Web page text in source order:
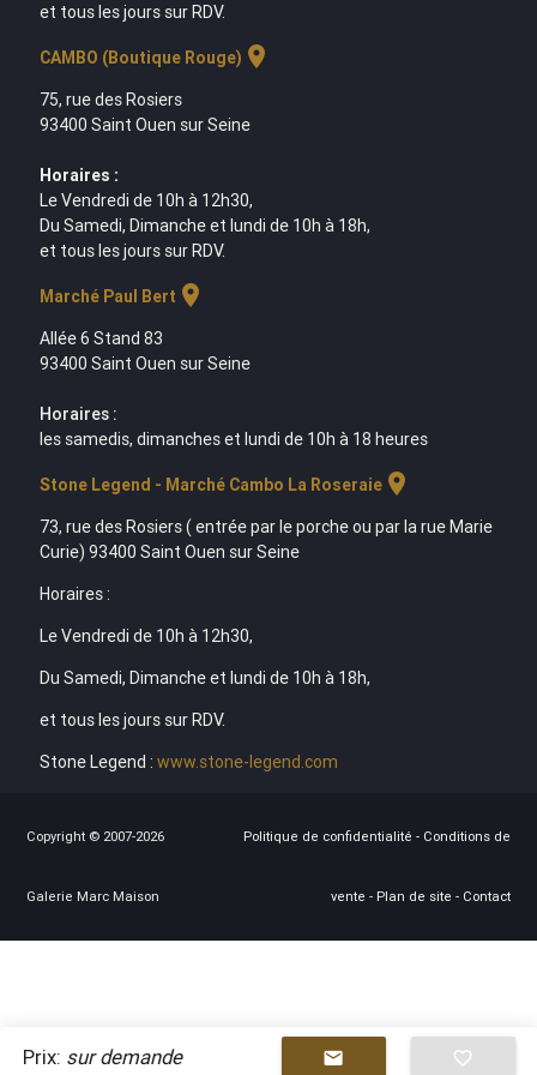
Prix: sur demande mail favorite_border
et tous les jours sur RDV.
CAMBO (Boutique Rouge) location_on
75, rue des Rosiers
93400 Saint Ouen sur Seine
Horaires :
Le Vendredi de 10h à 12h30,
Du Samedi, Dimanche et lundi de 10h à 18h,
et tous les jours sur RDV.
Marché Paul Bert location_on
Allée 6 Stand 83
93400 Saint Ouen sur Seine
Horaires :
les samedis, dimanches et lundi de 10h à 18 heures
Stone Legend - Marché Cambo La Roseraielocation_on
73, rue des Rosiers ( entrée par le porche ou par la rue Marie
Curie) 93400 Saint Ouen sur Seine
Horaires :
Le Vendredi de 10h à 12h30,
Du Samedi, Dimanche et lundi de 10h à 18h,
et tous les jours sur RDV.
Stone Legend : www.stone-legend.com
Copyright © 2007-2026
Galerie Marc Maison
Politique de confidentialité - Conditions de
vente - Plan de site - Contact